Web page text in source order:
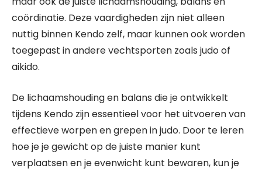
coördinatie. Deze vaardigheden zijn niet alleen
nuttig binnen Kendo zelf, maar kunnen ook worden
toegepast in andere vechtsporten zoals judo of
aikido.
De lichaamshouding en balans die je ontwikkelt
tijdens Kendo zijn essentieel voor het uitvoeren van
effectieve worpen en grepen in judo. Door te leren
hoe je je gewicht op de juiste manier kunt
verplaatsen en je evenwicht kunt bewaren, kun je